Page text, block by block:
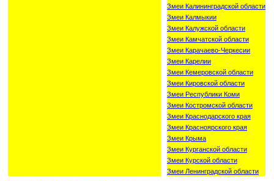
Змеи Калининградской области
Змеи Калмыкии
Змеи Калужской области
Змеи Камчатской области
Змеи Карачаево-Черкесии
Змеи Карелии
Змеи Кемеровской области
Змеи Кировской области
Змеи Республики Коми
Змеи Костромской области
Змеи Краснодарского края
Змеи Красноярского края
Змеи Крыма
Змеи Курганской области
Змеи Курской области
Змеи Ленинградской области